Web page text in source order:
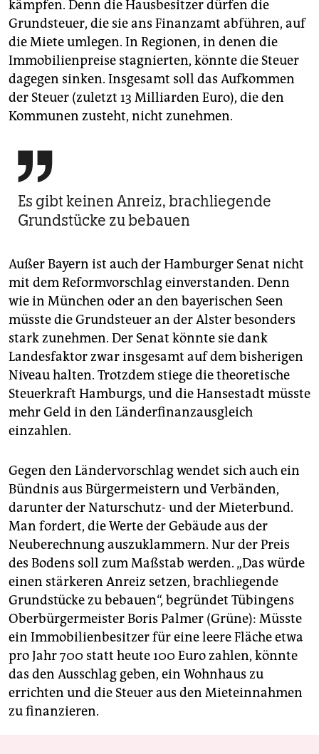
kämpfen. Denn die Hausbesitzer dürfen die
Grundsteuer, die sie ans Finanzamt abführen, auf
die Miete umlegen. In Regionen, in denen die
Immobilienpreise stagnierten, könnte die Steuer
dagegen sinken. Insgesamt soll das Aufkommen
der Steuer (zuletzt 13 Milliarden Euro), die den
Kommunen zusteht, nicht zunehmen.

Es gibt keinen Anreiz, brachliegende
Grundstücke zu bebauen
Außer Bayern ist auch der Hamburger Senat nicht
mit dem Reformvorschlag einverstanden. Denn
wie in München oder an den bayerischen Seen
müsste die Grundsteuer an der Alster besonders
stark zunehmen. Der Senat könnte sie dank
Landesfaktor zwar insgesamt auf dem bisherigen
Niveau halten. Trotzdem stiege die theoretische
Steuerkraft Hamburgs, und die Hansestadt müsste
mehr Geld in den Länderfinanzausgleich
einzahlen.
Gegen den Ländervorschlag wendet sich auch ein
Bündnis aus Bürgermeistern und Verbänden,
darunter der Naturschutz- und der Mieterbund.
Man fordert, die Werte der Gebäude aus der
Neuberechnung auszuklammern. Nur der Preis
des Bodens soll zum Maßstab werden. „Das würde
einen stärkeren Anreiz setzen, brachliegende
Grundstücke zu bebauen“, begründet Tübingens
Oberbürgermeister Boris Palmer (Grüne): Müsste
ein Immobilienbesitzer für eine leere Fläche etwa
pro Jahr 700 statt heute 100 Euro zahlen, könnte
das den Ausschlag geben, ein Wohnhaus zu
errichten und die Steuer aus den Mieteinnahmen
zu finanzieren.